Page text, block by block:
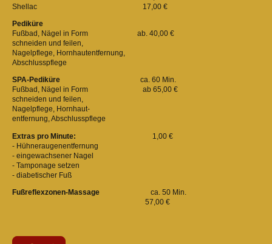
Shellac 17,00 €
Pediküre
Fußbad, Nägel in Form ab. 40,00 €
schneiden und feilen,
Nagelpflege, Hornhautentfernung,
Abschlusspflege
SPA-Pediküre ca. 60 Min.
Fußbad, Nägel in Form ab 65,00 €
schneiden und feilen,
Nagelpflege, Hornhaut-
entfernung, Abschlusspflege
Extras pro Minute: 1,00 €
- Hühneraugenentfernung
- eingewachsener Nagel
- Tamponage setzen
- diabetischer Fuß
Fußreflexzonen-Massage ca. 50 Min.
57,00 €